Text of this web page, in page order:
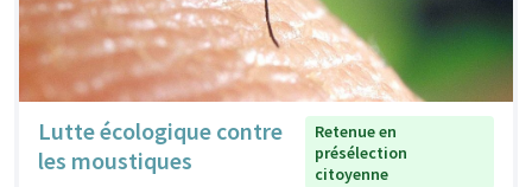
Lutte écologique contre
les moustiques
Retenue en
présélection
citoyenne